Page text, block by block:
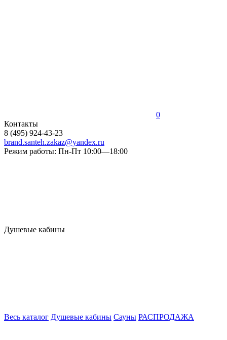
0
Контакты
8 (495) 924-43-23
brand.santeh.zakaz@yandex.ru
Режим работы: Пн-Пт 10:00—18:00
Душевые кабины
Весь каталог Душевые кабины Сауны РАСПРОДАЖА